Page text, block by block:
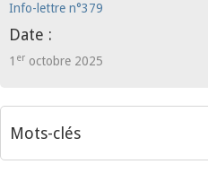
Info-lettre n°379
Date :
1 er octobre 2025
Mots-clés